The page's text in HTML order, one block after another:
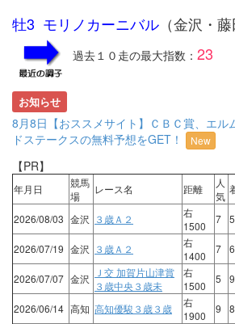
牡3 モリノカーニバル （金沢・藤
過去１０走の最大指数： 23
お知らせ
8月8日【おススメサイト】ＣＢＣ賞、エル
ドステークスの無料予想をGET！
New
【PR】
年月日
競馬
場
レース名 距離
人
気
2026/08/03 金沢 ３歳Ａ２
右
1500
7 5
2026/07/19 金沢 ３歳Ａ２
右
1400
7 6
2026/07/07 金沢
Ｊ交 加賀片山津賞
３歳中央３歳未
右
1500
5 9
2026/06/14 高知 高知優駿３歳３歳
右
1900
9 8